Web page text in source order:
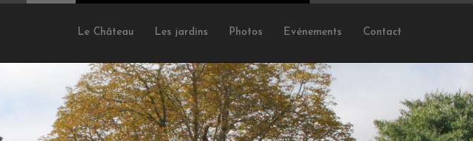
Le Château Les jardins Photos Evénements Contact